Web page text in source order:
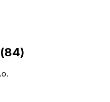
(84)